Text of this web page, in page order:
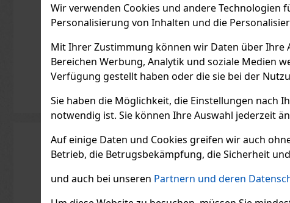
Wir verwenden Cookies und andere Technologien
Personalisierung von Inhalten und die
Mit Ihrer Zustimmung können wir Daten über Ihre
Bereichen Werbung, Analytik und soziale Medien
Verfügung gestellt haben oder die sie bei der
Sie haben die Möglichkeit, die Einstellungen nach
notwendig ist. Sie können Ihre Auswahl jederzeit
Auf einige Daten und Cookies greifen wir auch
Betrieb, die Betrugsbekämpfung, die Sicherheit
und auch bei unseren Partnern und deren
Serbetli Toastet Berri
AUF LAGER (3 st)
Serbetli Toastet Berri 50 g –
Wasserpfeifentabak mit dem
5.29€ ohne VAT 6.40 €
Joya de
Sampler
AUF
37.19€ ohne